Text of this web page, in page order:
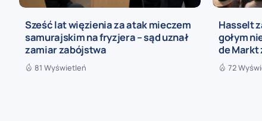
Sześć lat więzienia za atak mieczem
samurajskim na fryzjera – sąd uznał
zamiar zabójstwa
81 Wyświetleń
Hasselt
gołym
de Markt
72